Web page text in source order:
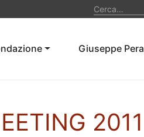
Giuseppe Pera
2011